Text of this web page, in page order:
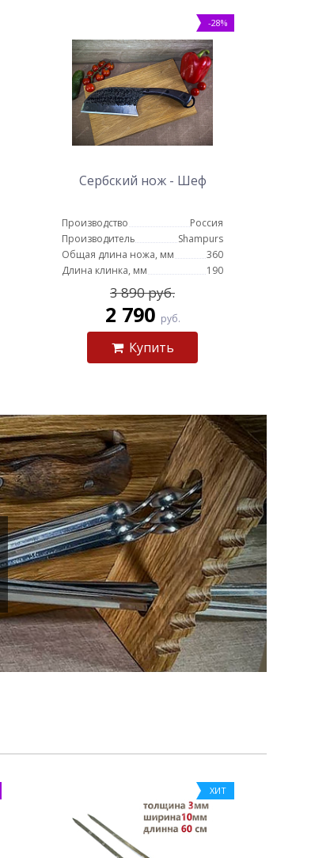
-28%
Сербский нож - Шеф
Производство
Россия
Производитель
Shampurs
Общая длина ножа, мм
360
Длина клинка, мм
190
3 890 руб.
2 790 руб.
Купить
ХИТ